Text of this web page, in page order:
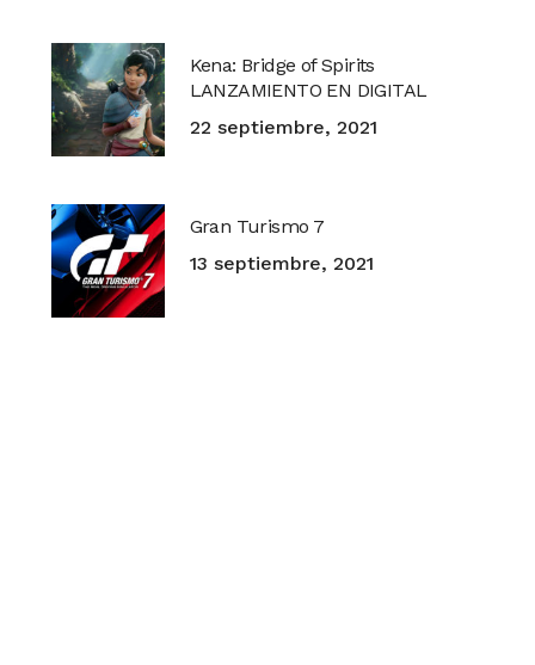
Kena: Bridge of Spirits
LANZAMIENTO EN DIGITAL
22 septiembre, 2021
Gran Turismo 7
13 septiembre, 2021